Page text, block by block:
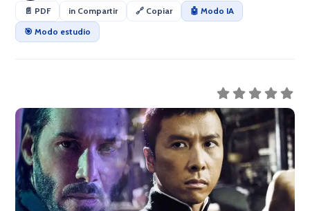
📄 PDF in Compartir 🔗 Copiar
🤖 Modo IA
🎯 Modo estudio